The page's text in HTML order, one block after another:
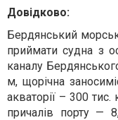
Довідково:
Бердянський
приймати судна з
каналу
м, щорічна
акваторії – 300
причалів порту —